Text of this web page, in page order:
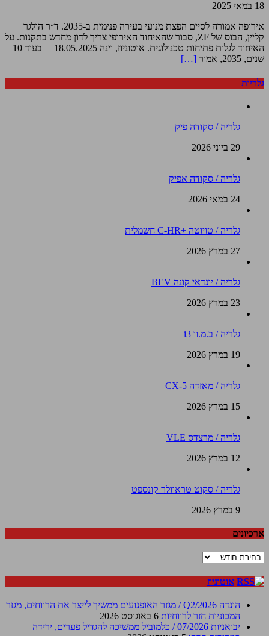
18 במאי 2025
אירופה אמורה לסיים הפצת מנועי בעירה פנימית ב-2035. ד״ר הולגר
קליין, הבוס של ZF, סבור שהאיחוד האירופי צריך לדון מחדש בתקנות. על
האיחוד לגלות פתיחות טכנולוגית. אוטוניוז, וינה 18.05.2025 – בעוד 10
שנים, 2035, אמור
[…]
גלריות
גלריה / סקודה פיק
29 ביוני 2026
גלריה / סקודה אפיק
24 במאי 2026
גלריה / טויוטה +C-HR חשמלית
27 במרץ 2026
גלריה / יונדאי קונה BEV
23 במרץ 2026
גלריה / ב.מ.וו i3
19 במרץ 2026
גלריה / מאזדה CX-5
15 במרץ 2026
גלריה / מרצדס VLE
12 במרץ 2026
גלריה / סקוט טראוולר קונספט
9 במרץ 2026
ארכיונים
ארכיונים
אוטוניוז
הונדה Q2/2026 / מגזר האופנועים ממשיך לייצר את הרווחים, מגזר
המכוניות חזר לרווחיות 6 באוגוסט 2026
יבואניות 07/2026 / כלמוביל ממשיכה להגדיל פערים, ירידה